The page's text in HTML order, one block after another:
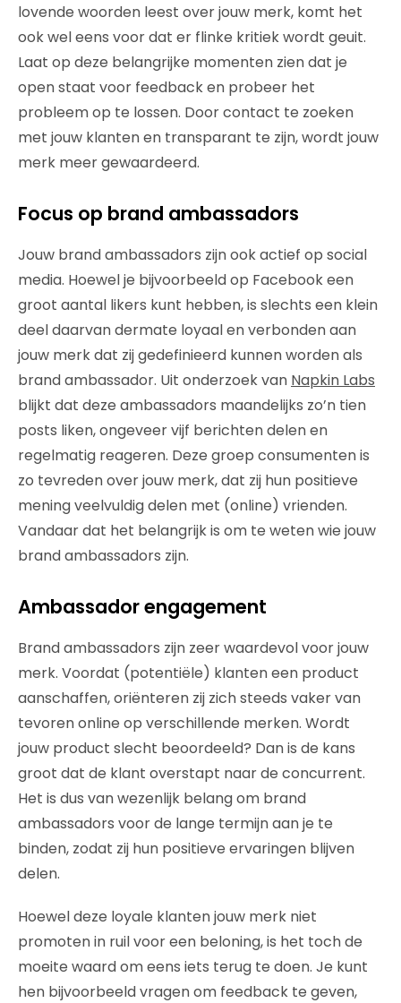
lovende woorden leest over jouw merk, komt het
ook wel eens voor dat er flinke kritiek wordt geuit.
Laat op deze belangrijke momenten zien dat je
open staat voor feedback en probeer het
probleem op te lossen. Door contact te zoeken
met jouw klanten en transparant te zijn, wordt jouw
merk meer gewaardeerd.
Focus op brand ambassadors
Jouw brand ambassadors zijn ook actief op social
media. Hoewel je bijvoorbeeld op Facebook een
groot aantal likers kunt hebben, is slechts een klein
deel daarvan dermate loyaal en verbonden aan
jouw merk dat zij gedefinieerd kunnen worden als
brand ambassador. Uit onderzoek van Napkin Labs
blijkt dat deze ambassadors maandelijks zo’n tien
posts liken, ongeveer vijf berichten delen en
regelmatig reageren. Deze groep consumenten is
zo tevreden over jouw merk, dat zij hun positieve
mening veelvuldig delen met (online) vrienden.
Vandaar dat het belangrijk is om te weten wie jouw
brand ambassadors zijn.
Ambassador engagement
Brand ambassadors zijn zeer waardevol voor jouw
merk. Voordat (potentiële) klanten een product
aanschaffen, oriënteren zij zich steeds vaker van
tevoren online op verschillende merken. Wordt
jouw product slecht beoordeeld? Dan is de kans
groot dat de klant overstapt naar de concurrent.
Het is dus van wezenlijk belang om brand
ambassadors voor de lange termijn aan je te
binden, zodat zij hun positieve ervaringen blijven
delen.
Hoewel deze loyale klanten jouw merk niet
promoten in ruil voor een beloning, is het toch de
moeite waard om eens iets terug te doen. Je kunt
hen bijvoorbeeld vragen om feedback te geven,